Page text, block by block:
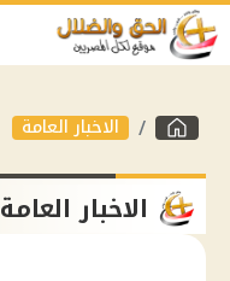
الاخبار العامة
الاخبار العامة